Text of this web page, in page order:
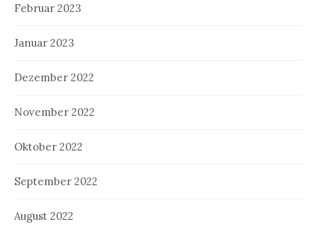
Februar 2023
Januar 2023
Dezember 2022
November 2022
Oktober 2022
September 2022
August 2022